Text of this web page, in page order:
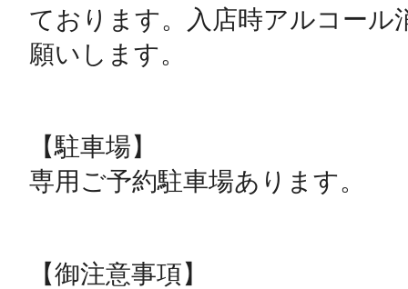
ております。入店時アルコール
願いします。
【駐車場】
専用ご予約駐車場あります。
【御注意事項】